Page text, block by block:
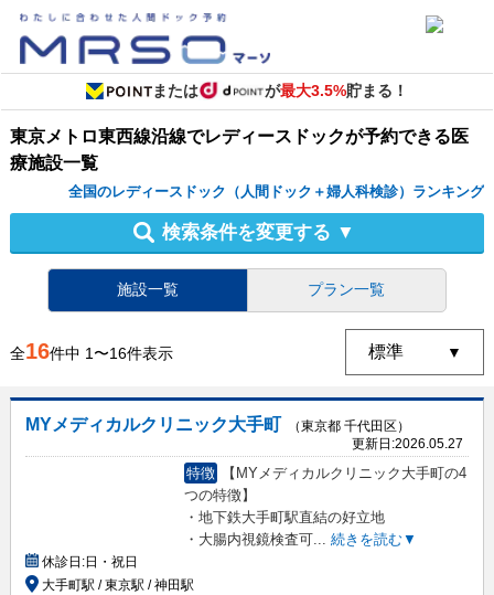
または が最大3.5%貯まる！
東京メトロ東西線沿線でレディースドックが予約できる医
療施設一覧
全国のレディースドック（人間ドック＋婦人科検診）ランキング
検索条件を変更する ▼
施設一覧 プラン一覧
全16件中 1〜16件表示
MYメディカルクリニック大手町
（東京都 千代田区）
更新日:2026.05.27
特徴
【MYメディカルクリニック大手町の4
つの特徴】
・地下鉄大手町駅直結の好立地
・大腸内視鏡検査可... 続きを読む▼
休診日:日・祝日
大手町駅 / 東京駅 / 神田駅